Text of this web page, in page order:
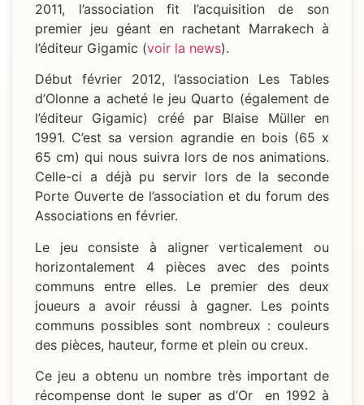
2011, l’association fit l’acquisition de son
premier jeu géant en rachetant Marrakech à
l’éditeur Gigamic (voir la news).
Début février 2012, l’association Les Tables
d’Olonne a acheté le jeu Quarto (également de
l’éditeur Gigamic) créé par Blaise Müller en
1991. C’est sa version agrandie en bois (65 x
65 cm) qui nous suivra lors de nos animations.
Celle-ci a déjà pu servir lors de la seconde
Porte Ouverte de l’association et du forum des
Associations en février.
Le jeu consiste à aligner verticalement ou
horizontalement 4 pièces avec des points
communs entre elles. Le premier des deux
joueurs a avoir réussi à gagner. Les points
communs possibles sont nombreux : couleurs
des pièces, hauteur, forme et plein ou creux.
Ce jeu a obtenu un nombre très important de
récompense dont le super as d’Or en 1992 à